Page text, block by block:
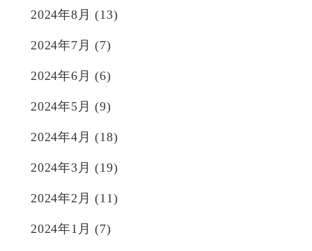
2024年8月 (13)
2024年7月 (7)
2024年6月 (6)
2024年5月 (9)
2024年4月 (18)
2024年3月 (19)
2024年2月 (11)
2024年1月 (7)